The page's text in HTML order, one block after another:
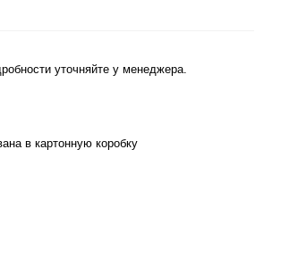
уточняйте у менеджера.
в картонную коробку